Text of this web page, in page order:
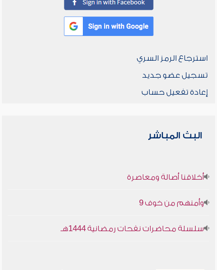
استرجاع الرمز السري
تسجيل عضو جديد
إعادة تفعيل حساب
البث المباشر
أخلاقنا أصالة ومعاصرة
وأمنهم من خوف 9
سلسلة محاضرات نفحات رمضانية 1444هـ